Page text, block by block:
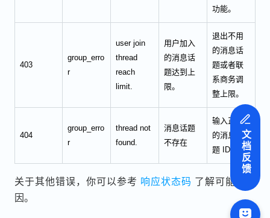
功能。
403
group_erro
r
user join
thread
reach
limit.
用户加入
的消息话
题达到上
限。
退出不用
的消息话
题或者联
系商务调
整上限。
404
group_erro
r
thread not
found.
消息话题
不存在
输入正确
的消息话
题 ID。
关于其他错误，你可以参考 响应状态码 了解可能的原
因。
文档反馈